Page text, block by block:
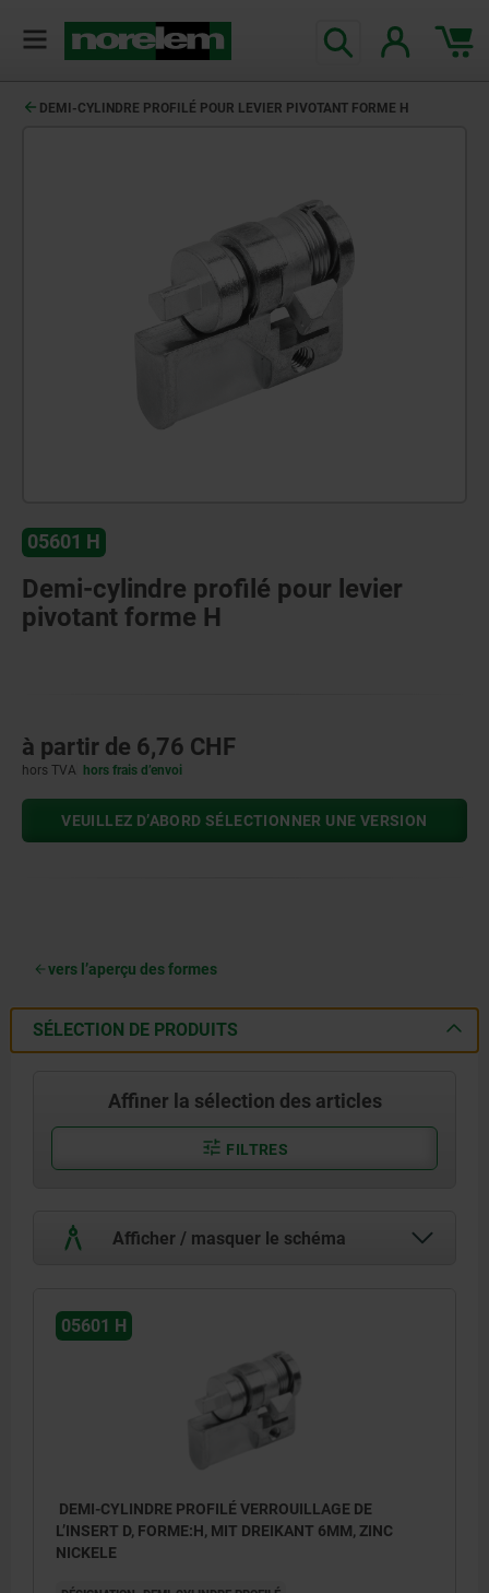
DEMI-CYLINDRE PROFILÉ POUR LEVIER PIVOTANT FORME H
05601 H
Demi-cylindre profilé pour levier
pivotant forme H
à partir de 6,76 CHF
hors TVA hors frais d’envoi
VEUILLEZ D’ABORD SÉLECTIONNER UNE VERSION
vers l’aperçu des formes
SÉLECTION DE PRODUITS
Affiner la sélection des articles
FILTRES
Afficher / masquer le schéma
05601 H
DEMI-CYLINDRE PROFILÉ VERROUILLAGE DE
L’INSERT D, FORME:H, MIT DREIKANT 6MM, ZINC
NICKELE